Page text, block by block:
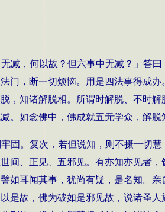
减，何以故？但六事中无减？」答曰
，断一切烦恼。用是四法事得成办
知诸解脱相。所谓时解脱、不时解
如念佛中，佛成就五无学众，解脱
固。复次，若但说知，则不摄一切
间、正见、五邪见。有亦知亦见者，
如耳闻其事，犹尚有疑，是名知。亲
是故，佛为破如是邪见故，说诸圣